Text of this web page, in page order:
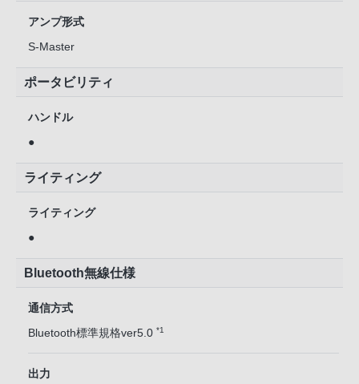
アンプ形式
S-Master
ポータビリティ
ハンドル
●
ライティング
ライティング
●
Bluetooth無線仕様
通信方式
Bluetooth標準規格ver5.0 *1
出力